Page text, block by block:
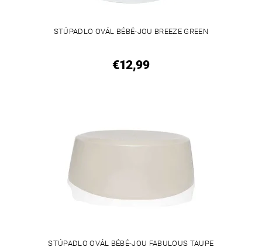
STÚPADLO OVÁL BÉBÉ-JOU BREEZE GREEN
€12,99
STÚPADLO OVÁL BÉBÉ-JOU FABULOUS TAUPE